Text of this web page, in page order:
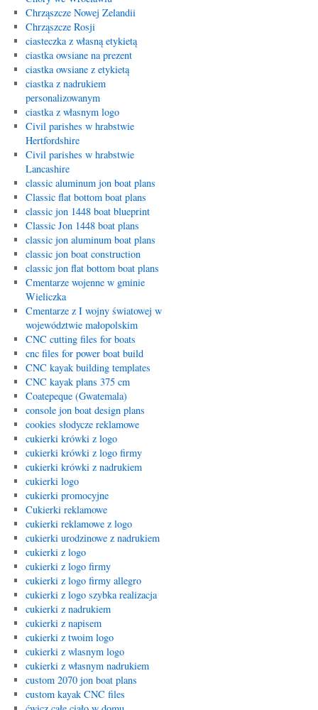
Chrząszcze Nowej Zelandii
Chrząszcze Rosji
ciasteczka z własną etykietą
ciastka owsiane na prezent
ciastka owsiane z etykietą
ciastka z nadrukiem
personalizowanym
ciastka z własnym logo
Civil parishes w hrabstwie
Hertfordshire
Civil parishes w hrabstwie
Lancashire
classic aluminum jon boat plans
Classic flat bottom boat plans
classic jon 1448 boat blueprint
Classic Jon 1448 boat plans
classic jon aluminum boat plans
classic jon boat construction
classic jon flat bottom boat plans
Cmentarze wojenne w gminie
Wieliczka
Cmentarze z I wojny światowej w
województwie małopolskim
CNC cutting files for boats
cnc files for power boat build
CNC kayak building templates
CNC kayak plans 375 cm
Coatepeque (Gwatemala)
console jon boat design plans
cookies słodycze reklamowe
cukierki krówki z logo
cukierki krówki z logo firmy
cukierki krówki z nadrukiem
cukierki logo
cukierki promocyjne
Cukierki reklamowe
cukierki reklamowe z logo
cukierki urodzinowe z nadrukiem
cukierki z logo
cukierki z logo firmy
cukierki z logo firmy allegro
cukierki z logo szybka realizacja
cukierki z nadrukiem
cukierki z napisem
cukierki z twoim logo
cukierki z wlasnym logo
cukierki z własnym nadrukiem
custom 2070 jon boat plans
custom kayak CNC files